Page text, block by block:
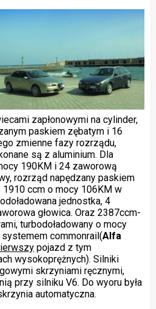
zapłonowymi na cylinder,
paskiem zębatym i 16
zmienne fazy rozrządu,
są z aluminium. Dla
190KM i 24 zaworową
rozrząd napędzany paskiem
ccm o mocy 106KM w
jednostka, 4
głowica. Oraz 2387ccm-
turbodoładowany o mocy
commonrail(Alfa
pojazd z tym
wysokoprężnych). Silniki
skrzyniami ręcznymi,
przy silniku V6. Do wyoru była
automatyczna.